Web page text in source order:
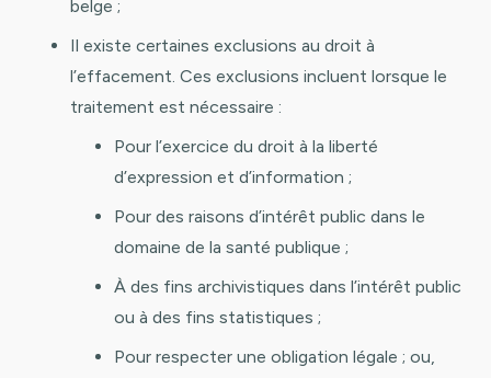
belge ;
Il existe certaines exclusions au droit à
l’effacement. Ces exclusions incluent lorsque le
traitement est nécessaire :
Pour l’exercice du droit à la liberté
d’expression et d’information ;
Pour des raisons d’intérêt public dans le
domaine de la santé publique ;
À des fins archivistiques dans l’intérêt public
ou à des fins statistiques ;
Pour respecter une obligation légale ; ou,